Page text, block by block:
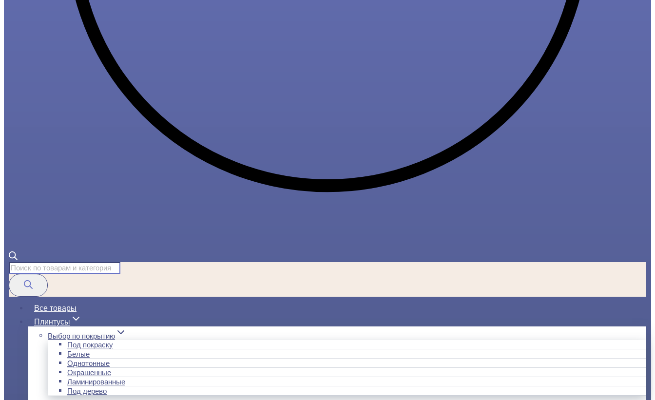
Поиск
товаров
Все товары
Плинтусы
Выбор по покрытию
Под покраску
Белые
Однотонные
Окрашенные
Ламинированные
Под дерево